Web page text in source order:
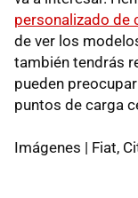
personalizado de
de ver los
también tendrás
pueden
puntos de carga
Imágenes | Fiat,